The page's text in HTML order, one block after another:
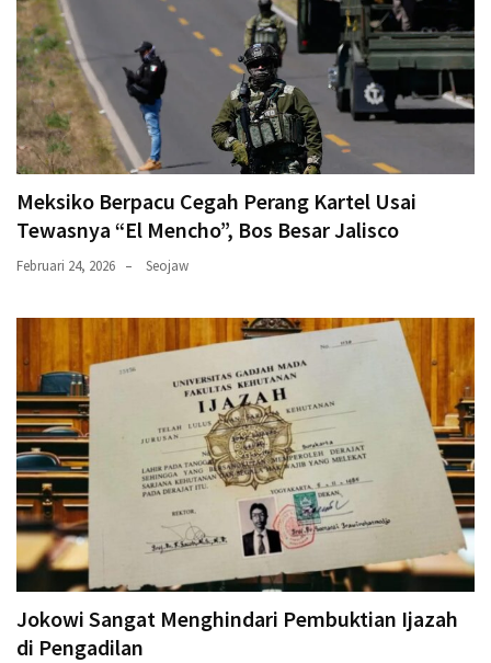
Meksiko Berpacu Cegah Perang Kartel Usai
Tewasnya “El Mencho”, Bos Besar Jalisco
Februari 24, 2026 Seojaw
Jokowi Sangat Menghindari Pembuktian Ijazah
di Pengadilan